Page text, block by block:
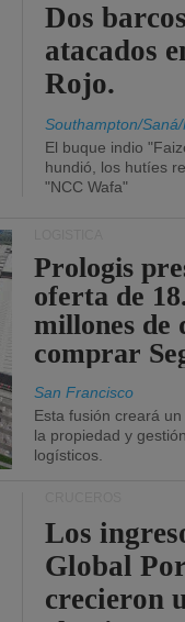
Dos
atacados
Rojo.
Southampton/
El buque indio
hundió, los hutíes
"NCC Wafa"
Prologis
oferta de
millones de
comprar
San Francisco
Esta fusión creará
la propiedad y
logísticos.
Los
Global
crecieron